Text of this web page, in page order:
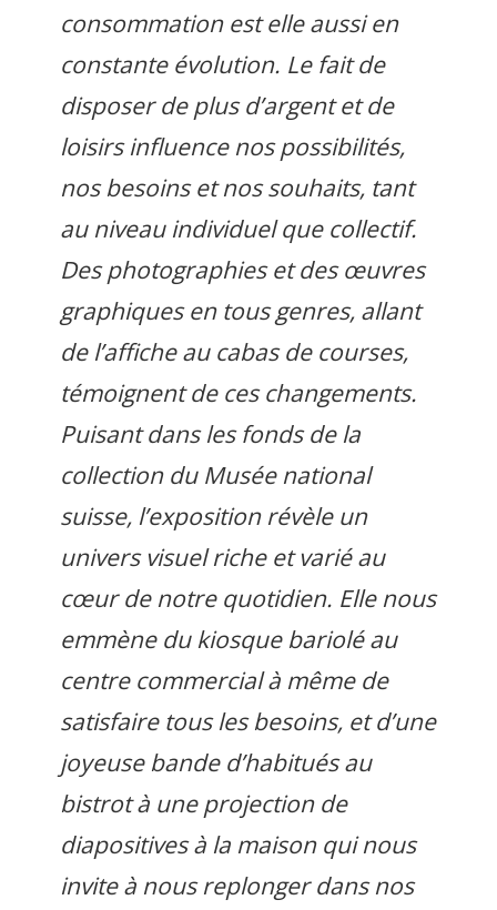
consommation est elle aussi en
constante évolution. Le fait de
disposer de plus d’argent et de
loisirs influence nos possibilités,
nos besoins et nos souhaits, tant
au niveau individuel que collectif.
Des photographies et des œuvres
graphiques en tous genres, allant
de l’affiche au cabas de courses,
témoignent de ces changements.
Puisant dans les fonds de la
collection du Musée national
suisse, l’exposition révèle un
univers visuel riche et varié au
cœur de notre quotidien. Elle nous
emmène du kiosque bariolé au
centre commercial à même de
satisfaire tous les besoins, et d’une
joyeuse bande d’habitués au
bistrot à une projection de
diapositives à la maison qui nous
invite à nous replonger dans nos